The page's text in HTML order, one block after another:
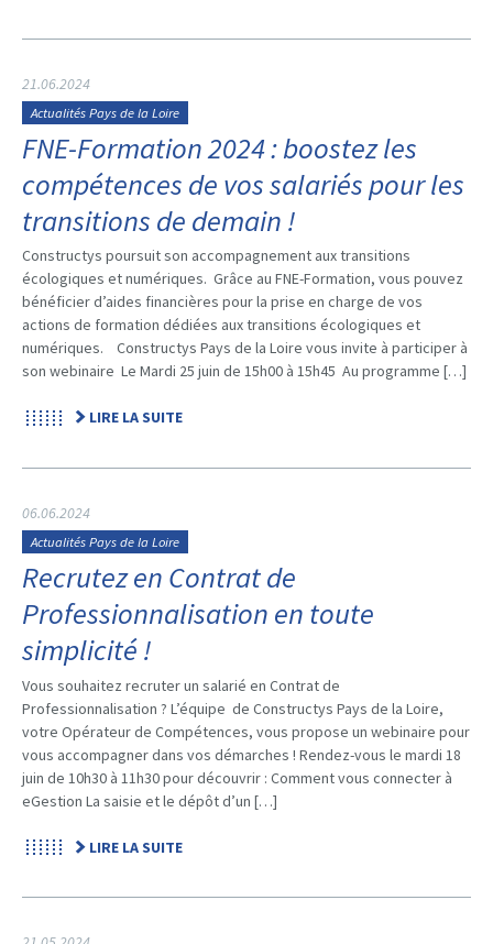
21.06.2024
Actualités Pays de la Loire
FNE-Formation 2024 : boostez les
compétences de vos salariés pour les
transitions de demain !
Constructys poursuit son accompagnement aux transitions
écologiques et numériques. Grâce au FNE-Formation, vous pouvez
bénéficier d’aides financières pour la prise en charge de vos
actions de formation dédiées aux transitions écologiques et
numériques. Constructys Pays de la Loire vous invite à participer à
son webinaire Le Mardi 25 juin de 15h00 à 15h45 Au programme […]
LIRE LA SUITE
06.06.2024
Actualités Pays de la Loire
Recrutez en Contrat de
Professionnalisation en toute
simplicité !
Vous souhaitez recruter un salarié en Contrat de
Professionnalisation ? L’équipe de Constructys Pays de la Loire,
votre Opérateur de Compétences, vous propose un webinaire pour
vous accompagner dans vos démarches ! Rendez-vous le mardi 18
juin de 10h30 à 11h30 pour découvrir : Comment vous connecter à
eGestion La saisie et le dépôt d’un […]
LIRE LA SUITE